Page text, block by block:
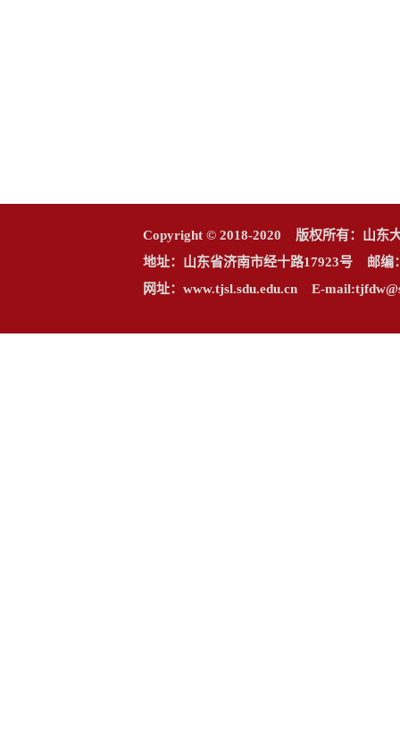
Copyright © 2018-2020 版权所有：山东
地址：山东省济南市经十路17923号 邮
网址：www.tjsl.sdu.edu.cn E-